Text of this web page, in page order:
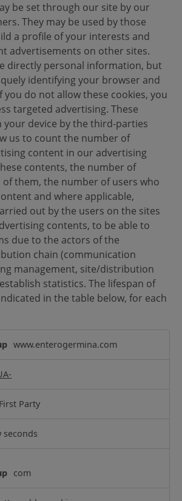
be set through our site by our
They may be used by those
a profile of your interests and
advertisements on other sites.
directly personal information, but
identifying your browser and
you do not allow these cookies, you
targeted advertising. These
your device by the third-parties
us to count the number of
content in our advertising
contents, the number of
of them, the number of users who
and where applicable,
out by the users on the sites
contents, to be able to
due to the actors of the
chain (communication
management, site/distribution
statistics. The lifespan of
in the table below, for each
www.enterogermina.com
First Party
seconds
com